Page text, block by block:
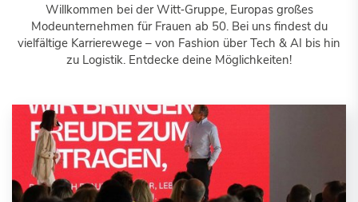
Jobportal
Jobportal
Jobportal
Willkommen bei der Witt‑Gruppe, Europas großes
Modeunternehmen für Frauen ab 50. Bei uns findest du
vielfältige Karrierewege – von Fashion über Tech & AI bis hin
zu Logistik. Entdecke deine Möglichkeiten!